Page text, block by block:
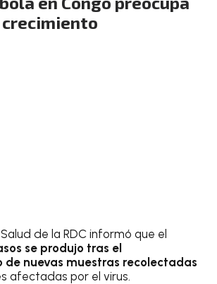
de la RDC informó que el
se produjo tras el
de nuevas muestras recolectadas
afectadas por el virus.